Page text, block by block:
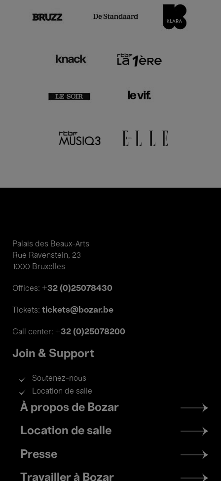
Palais des Beaux-Arts
Rue Ravenstein, 23
1000 Bruxelles
Offices: +32 (0)25078430
Tickets: tickets@bozar.be
Call center: +32 (0)25078200
Join & Support
Soutenez-nous
Location de salle
Footer
menu
À propos de Bozar
Location de salle
Presse
Travailler à Bozar